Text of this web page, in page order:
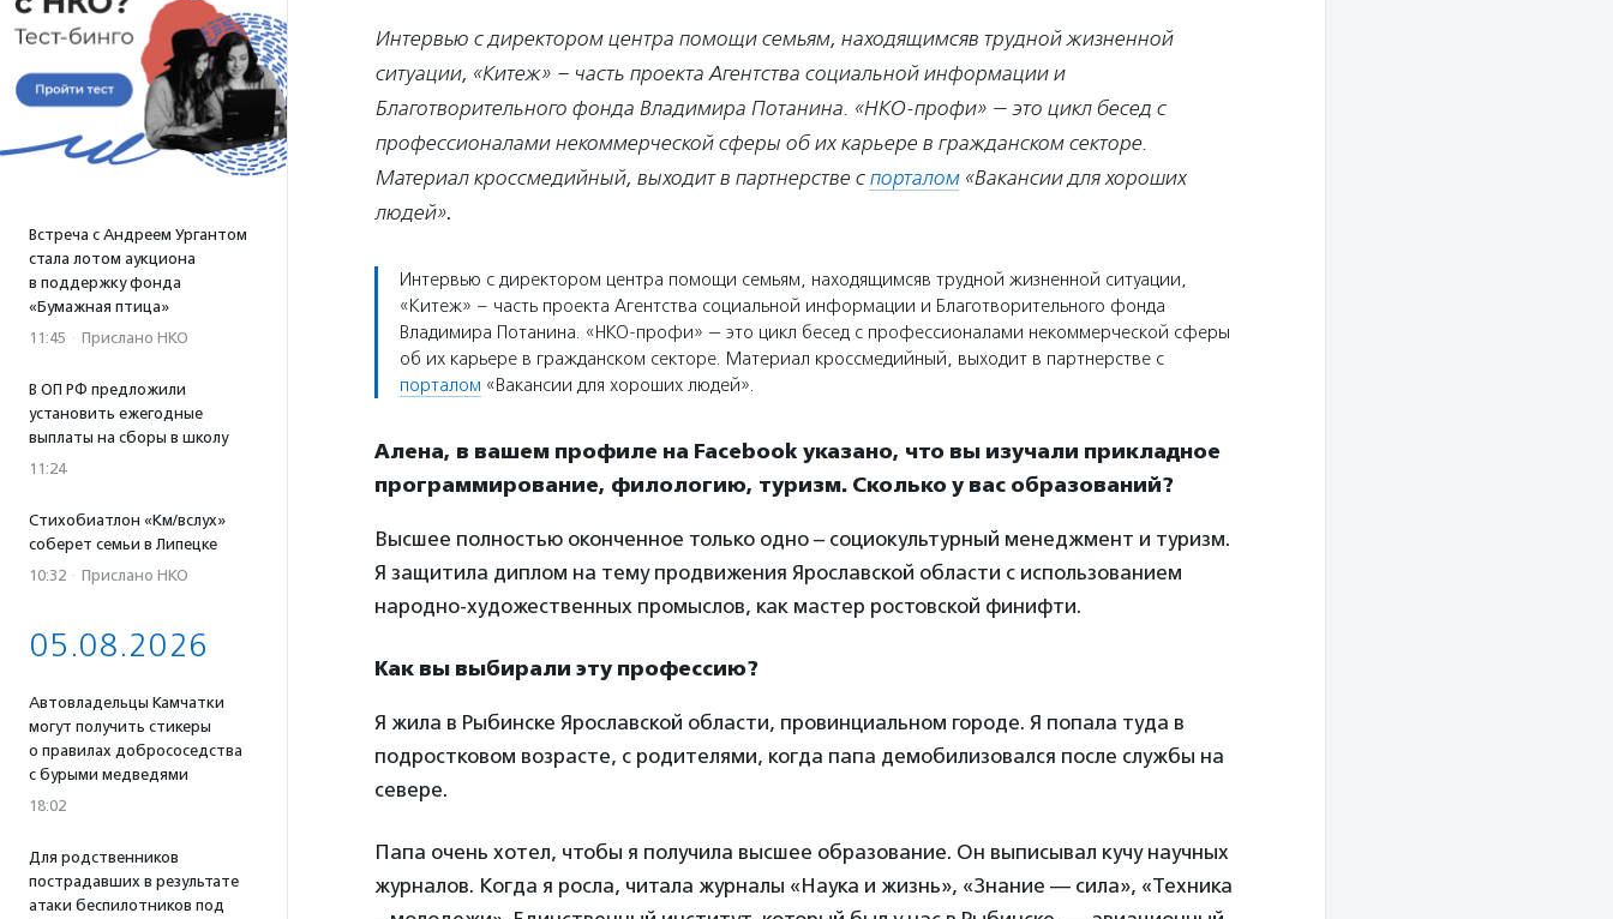
Встреча с Андреем Ургантом
стала лотом аукциона
в поддержку фонда
«Бумажная птица»
11:45 · Прислано НКО
В ОП РФ предложили
установить ежегодные
выплаты на сборы в школу
11:24
Стихобиатлон «Км/вслух»
соберет семьи в Липецке
10:32 · Прислано НКО
05.08.2026
Автовладельцы Камчатки
могут получить стикеры
о правилах добрососедства
с бурыми медведями
18:02
Для родственников
пострадавших в результате
атаки беспилотников под
Интервью с директором центра помощи семьям, находящимсяв трудной жизненной
ситуации, «Китеж» – часть проекта Агентства социальной информации и
Благотворительного фонда Владимира Потанина. «НКО-профи» — это цикл бесед с
профессионалами некоммерческой сферы об их карьере в гражданском секторе.
Материал кроссмедийный, выходит в партнерстве спорталом«Вакансии для хороших
людей».
Интервью с директором центра помощи семьям, находящимсяв трудной жизненной ситуации,
«Китеж» – часть проекта Агентства социальной информации и Благотворительного фонда
Владимира Потанина. «НКО-профи» — это цикл бесед с профессионалами некоммерческой сферы
об их карьере в гражданском секторе. Материал кроссмедийный, выходит в партнерстве с
порталом «Вакансии для хороших людей».
Алена, в вашем профиле на Facebook указано, что вы изучали прикладное
программирование, филологию, туризм. Сколько у вас образований?
Высшее полностью оконченное только одно – социокультурный менеджмент и туризм.
Я защитила диплом на тему продвижения Ярославской области с использованием
народно-художественных промыслов, как мастер ростовской финифти.
Как вы выбирали эту профессию?
Я жила в Рыбинске Ярославской области, провинциальном городе. Я попала туда в
подростковом возрасте, с родителями, когда папа демобилизовался после службы на
севере.
Папа очень хотел, чтобы я получила высшее образование. Он выписывал кучу научных
журналов. Когда я росла, читала журналы «Наука и жизнь», «Знание — сила», «Техника